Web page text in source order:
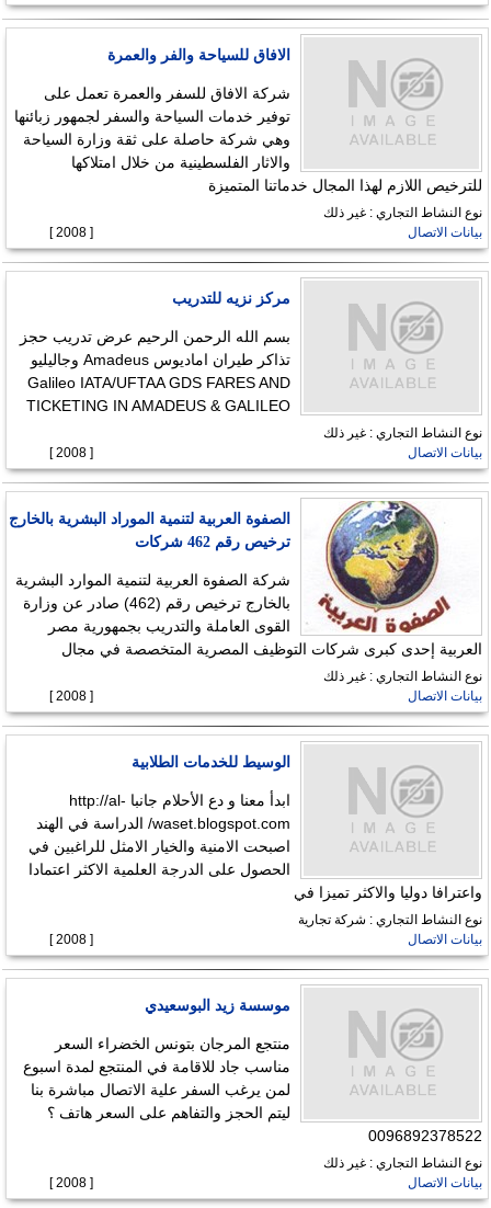
الافاق للسياحة والفر والعمرة
شركة الافاق للسفر والعمرة تعمل على
توفير خدمات السياحة والسفر لجمهور زبائنها
وهي شركة حاصلة على ثقة وزارة السياحة
والاثار الفلسطينية من خلال امتلاكها
للترخيص اللازم لهذا المجال خدماتنا المتميزة
نوع النشاط التجاري : غير ذلك
بيانات الاتصال
[ 2008 ]
مركز نزيه للتدريب
بسم الله الرحمن الرحيم عرض تدريب حجز
تذاكر طيران اماديوس Amadeus وجاليليو
Galileo IATA/UFTAA GDS FARES AND
TICKETING IN AMADEUS & GALILEO
نوع النشاط التجاري : غير ذلك
بيانات الاتصال
[ 2008 ]
الصفوة العربية لتنمية الموراد البشرية بالخارج
ترخيص رقم 462 شركات
شركة الصفوة العربية لتنمية الموارد البشرية
بالخارج ترخيص رقم (462) صادر عن وزارة
القوى العاملة والتدريب بجمهورية مصر
العربية إحدى كبرى شركات التوظيف المصرية المتخصصة في مجال
نوع النشاط التجاري : غير ذلك
بيانات الاتصال
[ 2008 ]
الوسيط للخدمات الطلابية
ابدأ معنا و دع الأحلام جانبا http://al-
waset.blogspot.com/ الدراسة في الهند
اصبحت الامنية والخيار الامثل للراغبين في
الحصول على الدرجة العلمية الاكثر اعتمادا
واعترافا دوليا والاكثر تميزا في
نوع النشاط التجاري : شركة تجارية
بيانات الاتصال
[ 2008 ]
موسسة زيد البوسعيدي
منتجع المرجان بتونس الخضراء السعر
مناسب جاد للاقامة في المنتجع لمدة اسبوع
لمن يرغب السفر علية الاتصال مباشرة بنا
ليتم الحجز والتفاهم على السعر هاتف ؟
0096892378522
نوع النشاط التجاري : غير ذلك
بيانات الاتصال
[ 2008 ]